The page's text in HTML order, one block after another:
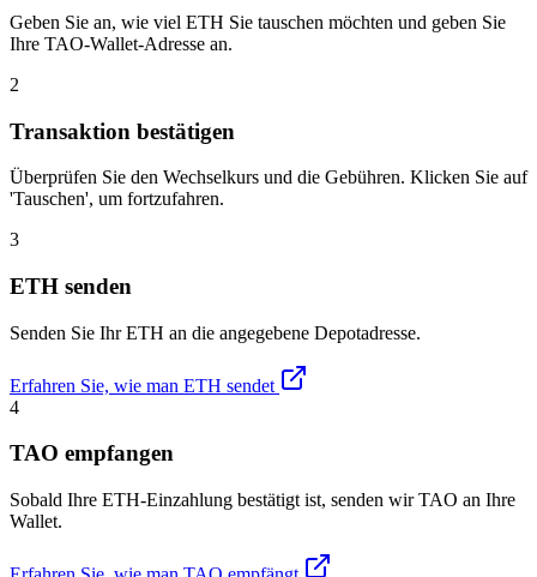
Geben Sie an, wie viel ETH Sie tauschen möchten und geben Sie
Ihre TAO-Wallet-Adresse an.
2
Transaktion bestätigen
Überprüfen Sie den Wechselkurs und die Gebühren. Klicken Sie auf
'Tauschen', um fortzufahren.
3
ETH senden
Senden Sie Ihr ETH an die angegebene Depotadresse.
Erfahren Sie, wie man ETH sendet
4
TAO empfangen
Sobald Ihre ETH-Einzahlung bestätigt ist, senden wir TAO an Ihre
Wallet.